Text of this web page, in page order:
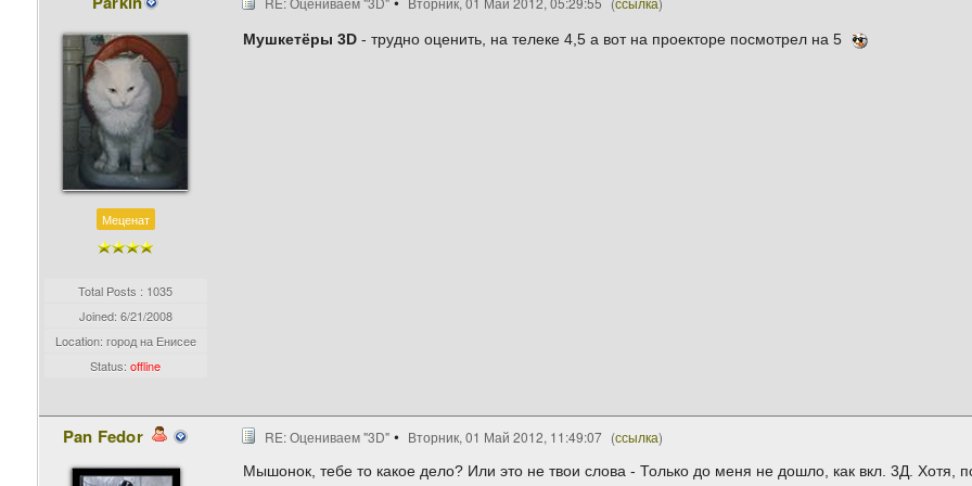
Меценат
Total Posts : 1035
Joined: 6/21/2008
Location: город на Енисее
Status:offline
Мушкетёры 3D- трудно оценить, на телеке 4,5 а вот на проекторе посмотрел на 5
Pan Fedor RE: Оцениваем "3D" Вторник, 01 Май 2012, 11:49:07 (ссылка)
Мышонок, тебе то какое дело? Или это не твои слова - Только до меня не дошло, как вкл. 3Д. Хотя,